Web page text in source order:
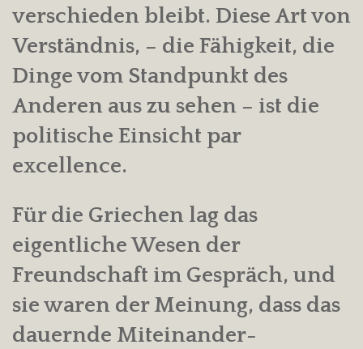
verschieden bleibt. Diese Art von
Verständnis, – die Fähigkeit, die
Dinge vom Standpunkt des
Anderen aus zu sehen – ist die
politische Einsicht par
excellence.
Für die Griechen lag das
eigentliche Wesen der
Freundschaft im Gespräch, und
sie waren der Meinung, dass das
dauernde Miteinander-